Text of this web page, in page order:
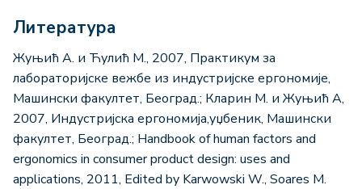
Литература
Жуњић А. и Ћулић М., 2007, Практикум за
лабораторијске вежбе из индустријске ергономије,
Машински факултет, Београд.; Кларин М. и Жуњић А,
2007, Индустријска ергономија,уџбеник, Машински
факултет, Београд.; Handbook of human factors and
ergonomics in consumer product design: uses and
applications, 2011, Edited by Karwowski W., Soares M.